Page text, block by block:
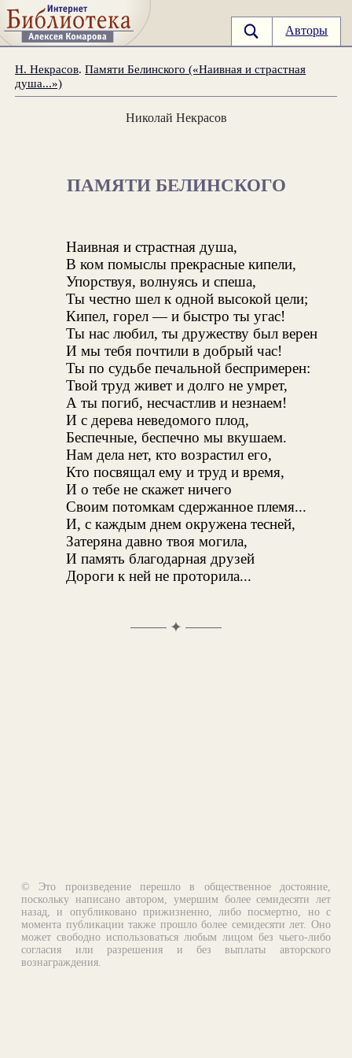
Авторы
Н. Некрасов.Памяти Белинского («Наивная и страстная
душа...»)
Николай Некрасов
ПАМЯТИ БЕЛИНСКОГО
Наивная и страстная душа,
В ком помыслы прекрасные кипели,
Упорствуя, волнуясь и спеша,
Ты честно шел к одной высокой цели;
Кипел, горел — и быстро ты угас!
Ты нас любил, ты дружеству был верен
И мы тебя почтили в добрый час!
Ты по судьбе печальной беспримерен:
Твой труд живет и долго не умрет,
А ты погиб, несчастлив и незнаем!
И с дерева неведомого плод,
Беспечные, беспечно мы вкушаем.
Нам дела нет, кто возрастил его,
Кто посвящал ему и труд и время,
И о тебе не скажет ничего
Своим потомкам сдержанное племя...
И, с каждым днем окружена тесней,
Затеряна давно твоя могила,
И память благодарная друзей
Дороги к ней не проторила...
✦
© Это произведение перешло в общественное достояние,
поскольку написано автором, умершим более семидесяти лет
назад, и опубликовано прижизненно, либо посмертно, но с
момента публикации также прошло более семидесяти лет. Оно
может свободно использоваться любым лицом без чьего-либо
согласия или разрешения и без выплаты авторского
вознаграждения.